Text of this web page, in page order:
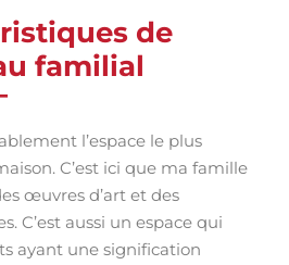
de
familial
l’espace le plus
C’est ici que ma famille
œuvres d’art et des
C’est aussi un espace qui
ayant une signification